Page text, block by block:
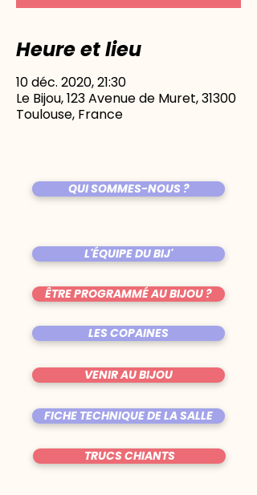
Heure et lieu
10 déc. 2020, 21:30
Le Bijou, 123 Avenue de Muret, 31300
Toulouse, France
QUI SOMMES-NOUS ?
L'ÉQUIPE DU BIJ'
ÊTRE PROGRAMMÉ AU BIJOU ?
LES COPAINES
VENIR AU BIJOU
FICHE TECHNIQUE DE LA SALLE
TRUCS CHIANTS